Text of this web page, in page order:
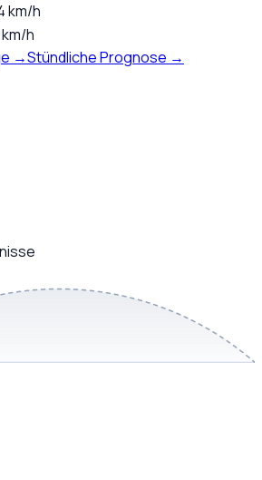
km/h
km/h
→Stündliche Prognose →